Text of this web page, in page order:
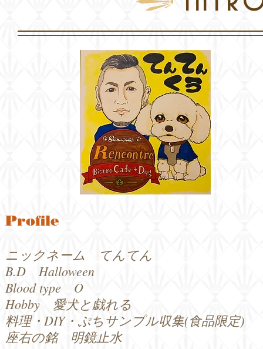
Profile
ニックネーム てんてん
B.D Halloween
Blood type O
Hobby 愛犬と戯れる
料理・DIY・ぷちサンプル収集(食品限定)
座右の銘 明鏡止水